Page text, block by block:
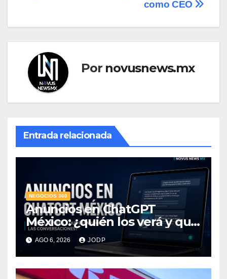
como CEO
Por novusnews.mx
Entrada relacionada
NEGOCIOS 360
Anuncios en ChatGPT
México: ¿quién los verá y qué
pasará con las
conversaciones?
AGO 6, 2026 JODP